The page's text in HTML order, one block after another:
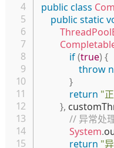
public class
public static
if(true) {
throw
}
return "
},
// 异常处
System.
return "